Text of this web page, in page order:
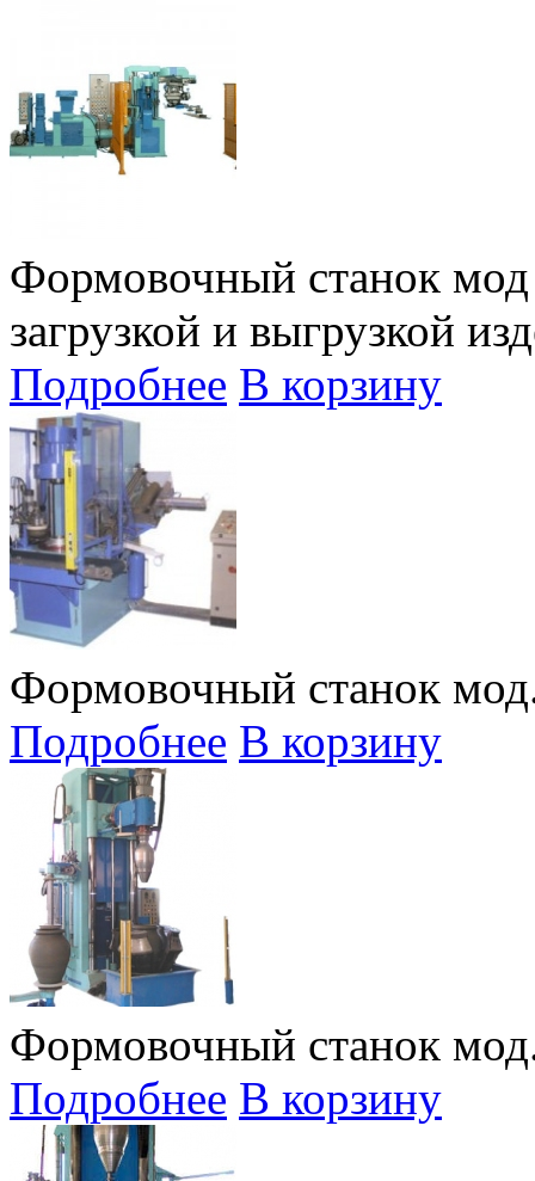
Формовочный станок мод
загрузкой и выгрузкой
Подробнее В корзину
Формовочный станок
Подробнее В корзину
Формовочный станок
Подробнее В корзину